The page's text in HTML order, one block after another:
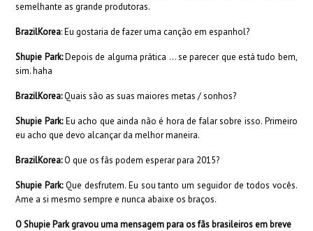
semelhante as grande produtoras.
BrazilKorea: Eu gostaria de fazer uma canção em espanhol?
Shupie Park:Depois de alguma prática … se parecer que está tudo bem,
sim. haha
BrazilKorea:Quais são as suas maiores metas / sonhos?
Shupie Park:Eu acho que ainda não é hora de falar sobre isso. Primeiro
eu acho que devo alcançar da melhor maneira.
BrazilKorea:O que os fãs podem esperar para 2015?
Shupie Park:Que desfrutem. Eu sou tanto um seguidor de todos vocês.
Ame a si mesmo sempre e nunca abaixe os braços.
O Shupie Park gravou uma mensagem para os fãs brasileiros em breve